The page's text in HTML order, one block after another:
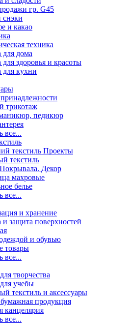
гр. G45
и какао
техника
для дома
для здоровья и красоты
для кухни
трикотаж
педикюр
все...
текстиль Проекты
текстиль
Декор
махровые
белье
все...
и хранение
и защита поверхностей
и обувью
товары
все...
творчества
учебы
текстиль и аксессуары
продукция
канцелярия
все...